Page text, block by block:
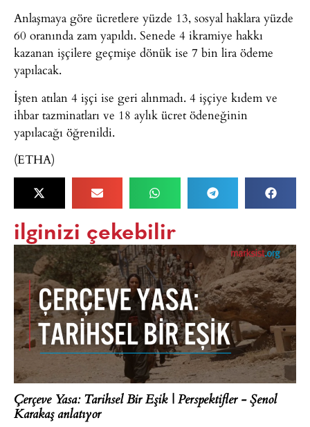
Anlaşmaya göre ücretlere yüzde 13, sosyal haklara yüzde
60 oranında zam yapıldı. Senede 4 ikramiye hakkı
kazanan işçilere geçmişe dönük ise 7 bin lira ödeme
yapılacak.
İşten atılan 4 işçi ise geri alınmadı. 4 işçiye kıdem ve
ihbar tazminatları ve 18 aylık ücret ödeneğinin
yapılacağı öğrenildi.
(ETHA)
ilginizi çekebilir
Çerçeve Yasa: Tarihsel Bir Eşik | Perspektifler - Şenol
Karakaş anlatıyor